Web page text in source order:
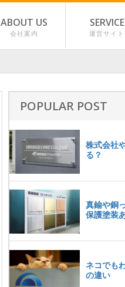
ABOUT US
会社案内
SERVICE
運営サイト
POPULAR POST